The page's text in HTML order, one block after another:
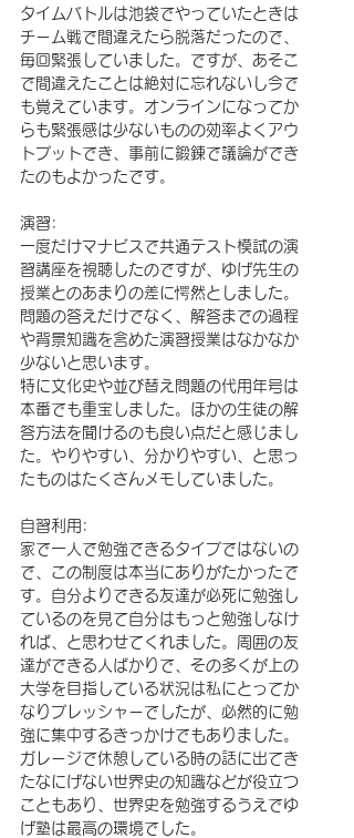
タイムバトルは池袋でやっていたときは
チーム戦で間違えたら脱落だったので、
毎回緊張していました。ですが、あそこ
で間違えたことは絶対に忘れないし今で
も覚えています。オンラインになってか
らも緊張感は少ないものの効率よくアウ
トプットでき、事前に鍛錬で議論ができ
たのもよかったです。
演習:
一度だけマナビスで共通テスト模試の演
習講座を視聴したのですが、ゆげ先生の
授業とのあまりの差に愕然としました。
問題の答えだけでなく、解答までの過程
や背景知識を含めた演習授業はなかなか
少ないと思います。
特に文化史や並び替え問題の代用年号は
本番でも重宝しました。ほかの生徒の解
答方法を聞けるのも良い点だと感じまし
た。やりやすい、分かりやすい、と思っ
たものはたくさんメモしていました。
自習利用:
家で一人で勉強できるタイプではないの
で、この制度は本当にありがたかったで
す。自分よりできる友達が必死に勉強し
ているのを見て自分はもっと勉強しなけ
れば、と思わせてくれました。周囲の友
達ができる人ばかりで、その多くが上の
大学を目指している状況は私にとってか
なりプレッシャーでしたが、必然的に勉
強に集中するきっかけでもありました。
ガレージで休憩している時の話に出てき
たなにげない世界史の知識などが役立つ
こともあり、世界史を勉強するうえでゆ
げ塾は最高の環境でした。